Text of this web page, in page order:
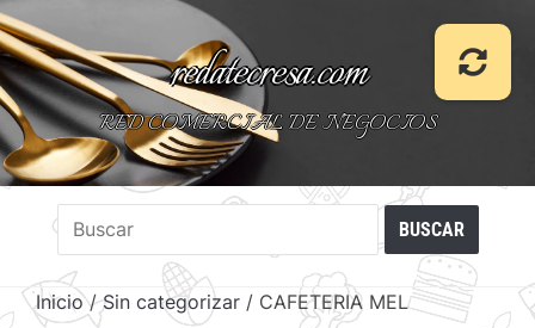
redatecresa.com
RED COMERCIAL DE NEGOCIOS
Inicio/Sin categorizar / CAFETERIA MEL